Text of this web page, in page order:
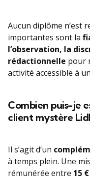
Aucun diplôme n’est
importantes sont la
l’observation, la
rédactionnelle pour
activité accessible à
Combien puis-je
client mystère
Il s’agit d’un
à temps plein. Une
rémunérée entre 15